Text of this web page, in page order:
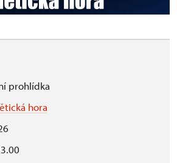
prohlídka
hora